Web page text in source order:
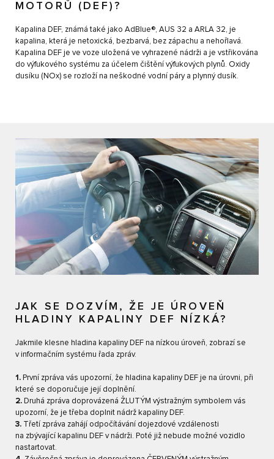
MOTORŮ (DEF)?
Kapalina DEF, známá také jako AdBlue®, AUS 32 a ARLA 32, je
kapalina, která je netoxická, bezbarvá, bez zápachu a nehořlavá.
Kapalina DEF je ve voze uložená ve vyhrazené nádrži a je vstřikována
do výfukového systému za účelem čištění výfukových plynů. Oxidy
dusíku (NOx) se rozloží na neškodné vodní páry a plynný dusík.
JAK SE DOZVÍM, ŽE JE ÚROVEŇ
HLADINY KAPALINY DEF NÍZKÁ?
Jakmile klesne hladina kapaliny DEF na nízkou úroveň, zobrazí se
v informačním systému řada zpráv.
1. První zpráva vás upozorní, že hladina kapaliny DEF je na úrovni, při
které se doporučuje její doplnění.
2. Druhá zpráva doprovázená ŽLUTÝM výstražným symbolem vás
upozorní, že je třeba doplnit nádrž kapaliny DEF.
3. Třetí zpráva zahájí odpočítávání dojezdové vzdálenosti
na zbývající kapalinu DEF v nádrži. Poté již nebude možné vozidlo
nastartovat.